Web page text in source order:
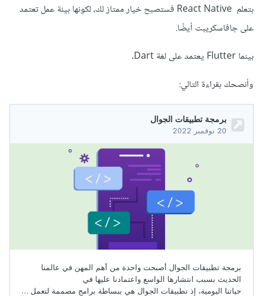
بتعلم React Native فستصبح خيار ممتاز لك، لكونها بيئة عمل تعتمد
على جافاسكريبت أيضًا.
بينما Flutter يعتمد على لغة Dart.
وأنصحك بقراءة التالي: